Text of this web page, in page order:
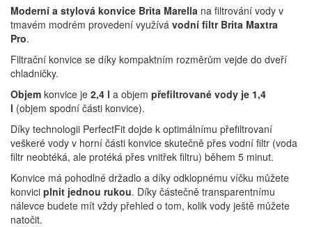
Moderní a stylová konvice Brita Marella na filtrování vody v
tmavém modrém provedení využívá vodní filtr Brita Maxtra
Pro.
Filtrační konvice se díky kompaktním rozměrům vejde do dveří
chladničky.
Objem konvice je 2,4 l a objem přefiltrované vody je 1,4
l (objem spodní části konvice).
Díky technologii PerfectFit dojde k optimálnímu přefiltrovaní
veškeré vody v horní části konvice skutečně přes vodní filtr (voda
filtr neobtéká, ale protéká přes vnitřek filtru) během 5 minut.
Konvice má pohodlné držadlo a díky odklopnému víčku můžete
konvici plnit jednou rukou. Díky částečně transparentnímu
nálevce budete mít vždy přehled o tom, kolik vody ještě můžete
natočit.